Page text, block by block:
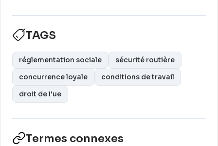
TAGS
réglementation sociale
sécurité routière
concurrence loyale
conditions de travail
droit de l'ue
Termes connexes